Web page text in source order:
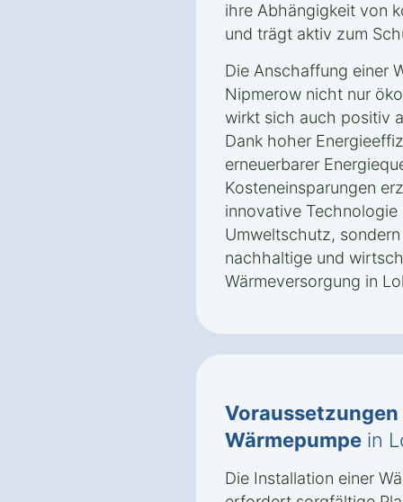
ihre Abhängigkeit von
und trägt aktiv zum
Die Anschaffung einer
Nipmerow nicht nur
wirkt sich auch positiv
Dank hoher
erneuerbarer
Kosteneinsparungen
innovative
Umweltschutz,
nachhaltige und
Wärmeversorgung in
Voraussetzungen
Wärmepumpe in
Die Installation einer